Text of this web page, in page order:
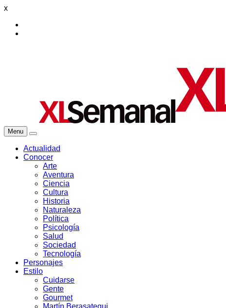
x
Menu
Actualidad
Conocer
Arte
Aventura
Ciencia
Cultura
Historia
Naturaleza
Política
Psicología
Salud
Sociedad
Tecnología
Personajes
Estilo
Cuidarse
Gente
Gourmet
Martín Berasategui